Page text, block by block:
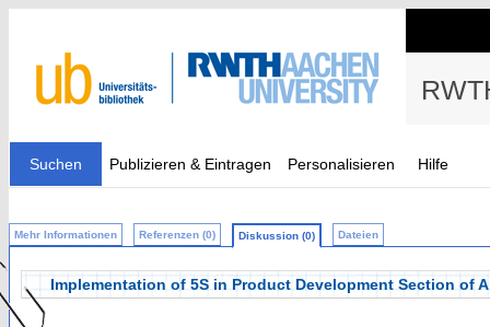
Suchen Publizieren & Eintragen Personalisieren Hilfe
Mehr Informationen Referenzen (0) Diskussion (0) Dateien
Implementation of 5S in Product Development Section of